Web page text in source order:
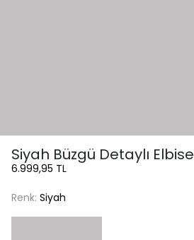
Siyah Büzgü Detaylı Elbise
6.999,95 TL
Renk: Siyah